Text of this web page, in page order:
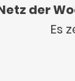
der
Es